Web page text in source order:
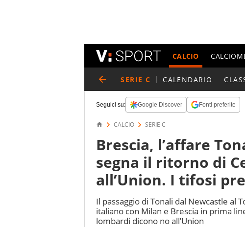
CALCIO
SERIE C CALENDARIO
Seguici su: Google Discover Fonti preferite
CALCIO SERIE C
Brescia, l’affare
segna il ritorno di
all’Union. I tifosi
Il passaggio di Tonali dal Newcastle al
italiano con Milan e Brescia in prima
lombardi dicono no all’Union